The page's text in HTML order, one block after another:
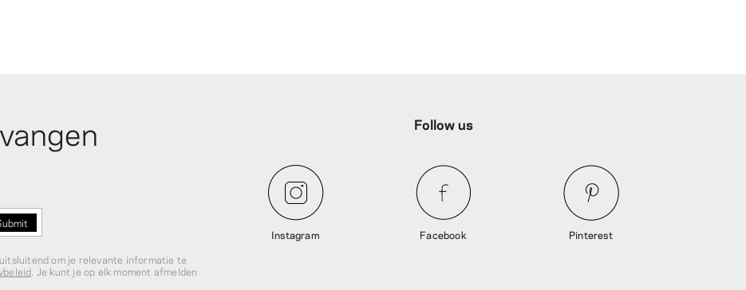
om je relevante informatie te
. Je kunt je op elk moment afmelden
Follow us
Instagram Facebook Pinterest